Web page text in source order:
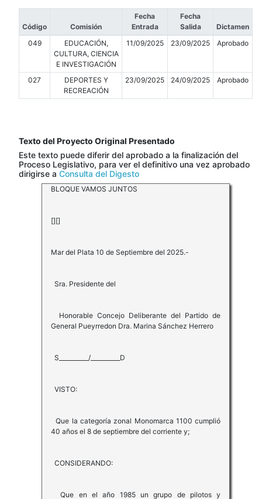
Código Comisión
Fecha
Entrada
Fecha
Salida
Dictamen
049
EDUCACIÓN,
CULTURA, CIENCIA
E INVESTIGACIÓN
11/09/2025 23/09/2025 Aprobado
027
DEPORTES Y
RECREACIÓN
23/09/2025 24/09/2025 Aprobado
Texto del Proyecto Original Presentado
Este texto puede diferir del aprobado a la finalización del
Proceso Legislativo, para ver el definitivo una vez aprobado
dirigirse a Consulta del Digesto
BLOQUE VAMOS JUNTOS
[][]
Mar del Plata 10 de Septiembre del 2025.-
Sra. Presidente del
Honorable Concejo Deliberante del Partido de
General Pueyrredon Dra. Marina Sánchez Herrero
S__________/__________D
VISTO:
Que la categoría zonal Monomarca 1100 cumplió
40 años el 8 de septiembre del corriente y;
CONSIDERANDO:
Que en el año 1985 un grupo de pilotos y